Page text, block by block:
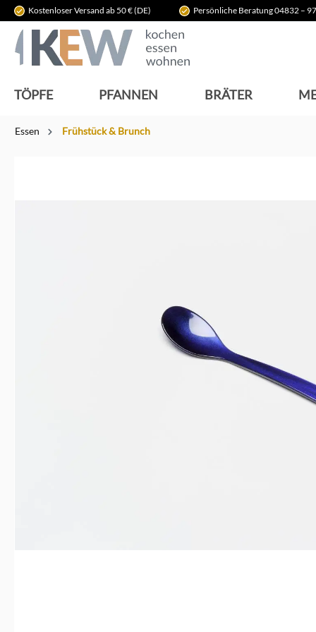
Zur Hauptnavigation springen
Kostenloser Versand ab 50 € (DE) Persönliche Beratung 04832 –
TÖPFE PFANNEN BRÄTER
Essen Frühstück & Brunch